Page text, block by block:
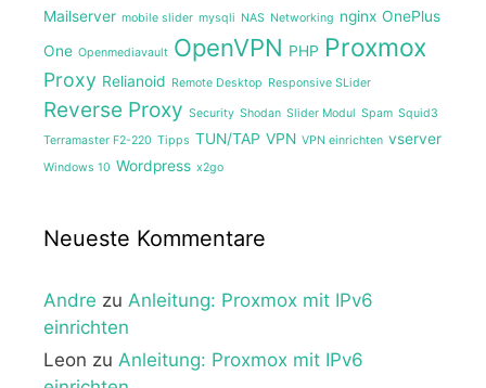
Mailserver mobile slider mysqli NAS Networking nginx OnePlus
One Openmediavault OpenVPN PHP Proxmox
Proxy Relianoid Remote Desktop Responsive SLider
Reverse Proxy Security Shodan Slider Modul Spam Squid3
Terramaster F2-220 Tipps TUN/TAP VPN VPN einrichten vserver
Windows 10 Wordpress x2go
Neueste Kommentare
Andre zu Anleitung: Proxmox mit IPv6
einrichten
Leon zu Anleitung: Proxmox mit IPv6